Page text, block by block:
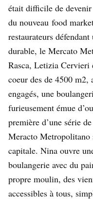
était difficile de
du nouveau food
restaurateurs
durable, le Mercato
Rasca, Letizia
coeur des de 4500 m2,
engagés, une
furieusement émue
première d’une série
Meracto Metropolitano
capitale. Nina ouvre
boulangerie avec du
propre moulin, des
accessibles à tous,